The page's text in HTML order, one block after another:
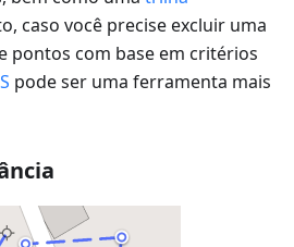
caso você precise excluir uma
pontos com base em critérios
pode ser uma ferramenta mais